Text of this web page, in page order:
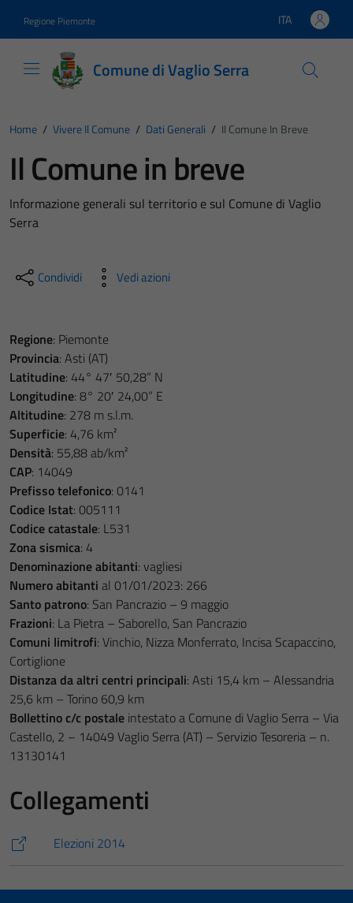
Regione Piemonte Lingua attiva:
ITA
Comune di Vaglio Serra
Home / Vivere Il Comune / Dati Generali / Il Comune In Breve
Il Comune in breve
Informazione generali sul territorio e sul Comune di Vaglio
Serra
Condividi Vedi azioni
Regione: Piemonte
Provincia: Asti (AT)
Latitudine: 44° 47′ 50,28” N
Longitudine: 8° 20′ 24,00” E
Altitudine: 278 m s.l.m.
Superficie: 4,76 km²
Densità: 55,88 ab/km²
CAP: 14049
Prefisso telefonico: 0141
Codice Istat: 005111
Codice catastale: L531
Zona sismica: 4
Denominazione abitanti: vagliesi
Numero abitanti al 01/01/2023: 266
Santo patrono: San Pancrazio – 9 maggio
Frazioni: La Pietra – Saborello, San Pancrazio
Comuni limitrofi: Vinchio, Nizza Monferrato, Incisa Scapaccino,
Cortiglione
Distanza da altri centri principali: Asti 15,4 km – Alessandria
25,6 km – Torino 60,9 km
Bollettino c/c postale intestato a Comune di Vaglio Serra – Via
Castello, 2 – 14049 Vaglio Serra (AT) – Servizio Tesoreria – n.
13130141
Collegamenti
Elezioni 2014